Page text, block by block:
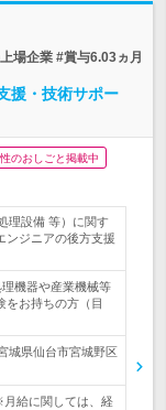
場企業 #賞与6.03ヵ月
援・技術サポー
のおしごと掲載中
理設備 等）に関す
ンジニアの後方支援
機器や産業機械等
をお持ちの方（目
城県仙台市宮城野区
給に関しては、経